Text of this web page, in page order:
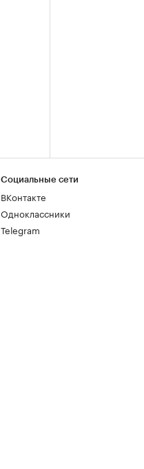
Социальные сети
ВКонтакте
Одноклассники
Telegram